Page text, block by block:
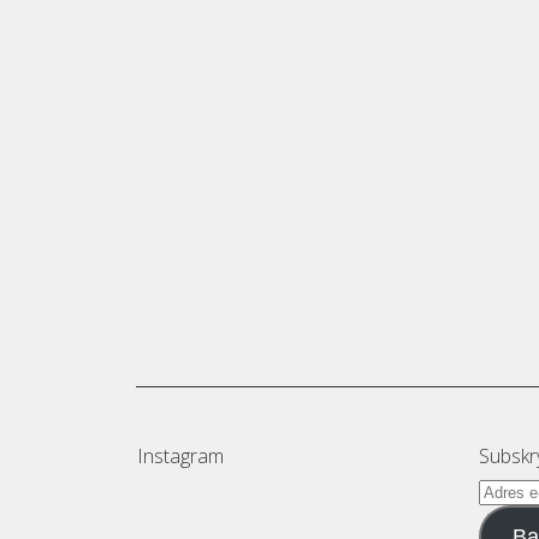
Instagram
Adres
e-